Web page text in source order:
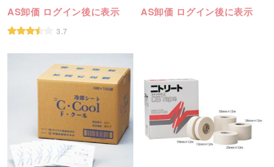
AS卸価 ログイン後に表示
3.7
AS卸価 ログイン後に表示